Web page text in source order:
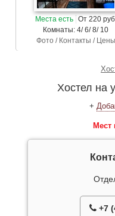
Места есть От 220
Комнаты: 4/ 6/ 8/ 10
Фото / Контакты / Цены
Хостел на
+
Мест
+7